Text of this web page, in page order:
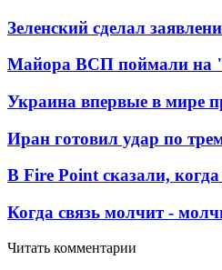
Зеленский сделал
Майора ВСП поймали на
Украина впервые в мире
Иран готовил удар по
В Fire Point сказали,
Когда связь молчит -
Читать комментарии